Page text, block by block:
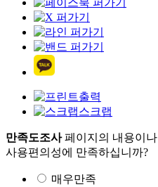
출력
스크랩
만족도조사페이지의 내용이나
사용편의성에 만족하십니까?
매우만족